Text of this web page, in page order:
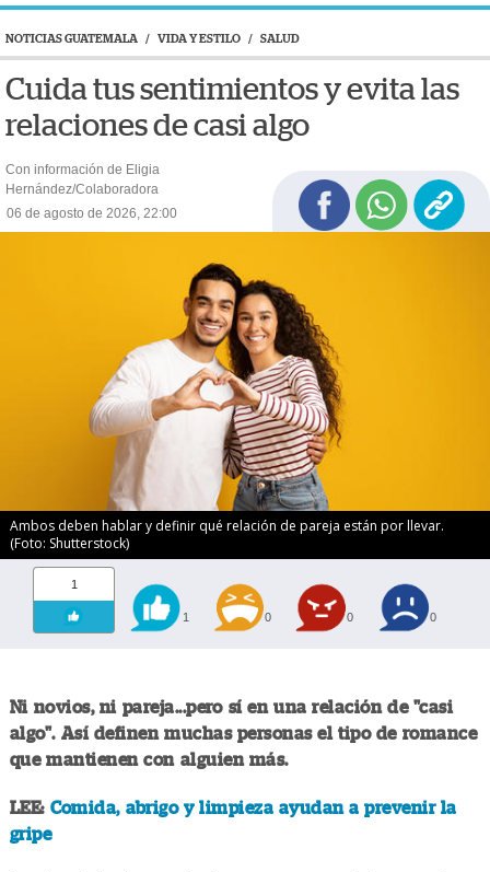
NOTICIAS GUATEMALA / VIDA Y ESTILO / SALUD
Cuida tus sentimientos y evita las
relaciones de casi algo
Con información de Eligia
Hernández/Colaboradora
06 de agosto de 2026, 22:00
Ambos deben hablar y definir qué relación de pareja están por llevar.
(Foto: Shutterstock)
1
1 0 0 0
Ni novios, ni pareja...pero sí en una relación de "casi
algo". Así definen muchas personas el tipo de romance
que mantienen con alguien más.
LEE: Comida, abrigo y limpieza ayudan a prevenir la
gripe